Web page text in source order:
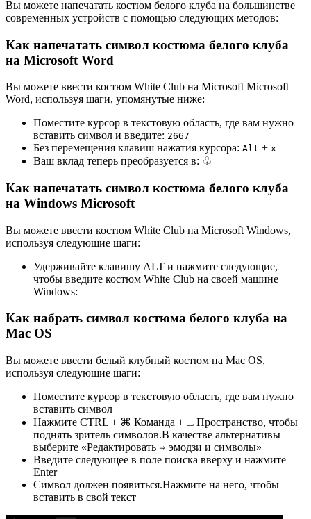
Вы можете напечатать костюм белого клуба на большинстве
современных устройств с помощью следующих методов:
Как напечатать символ костюма белого клуба
на Microsoft Word
Вы можете ввести костюм White Club на Microsoft Microsoft
Word, используя шаги, упомянутые ниже:
Поместите курсор в текстовую область, где вам нужно
вставить символ и введите: 2667
Без перемещения клавиш нажатия курсора: Alt + x
Ваш вклад теперь преобразуется в: ♧
Как напечатать символ костюма белого клуба
на Windows Microsoft
Вы можете ввести костюм White Club на Microsoft Windows,
используя следующие шаги:
Удерживайте клавишу ALT и нажмите следующие,
чтобы введите костюм White Club на своей машине
Windows:
Как набрать символ костюма белого клуба на
Mac OS
Вы можете ввести белый клубный костюм на Mac OS,
используя следующие шаги:
Поместите курсор в текстовую область, где вам нужно
вставить символ
Нажмите CTRL + ⌘ Команда + ⎵ Пространство, чтобы
поднять зритель символов.В качестве альтернативы
выберите «Редактировать ⇒ эмодзи и символы»
Введите следующее в поле поиска вверху и нажмите
Enter
Символ должен появиться.Нажмите на него, чтобы
вставить в свой текст